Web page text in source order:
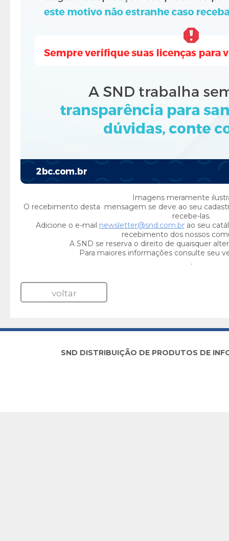
Imagens meramente
O recebimento desta mensagem se deve ao seu
recebe-las.
Adicione o e-mail newsletter@snd.com.brao seu
recebimento dos nossos
A SND se reserva o direito de quaisquer
Para maiores informações consulte seu
.
voltar
SND DISTRIBUIÇÃO DE PRODUTOS DE